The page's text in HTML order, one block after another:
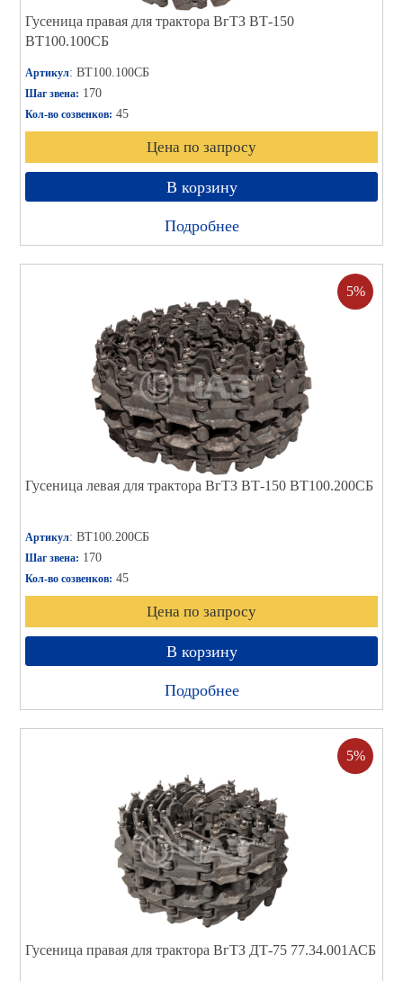
Гусеница правая для трактора ВгТЗ ВТ-150
ВТ100.100СБ
Артикул: ВТ100.100СБ
Шаг звена: 170
Кол-во созвенков: 45
Цена по запросу
В корзину
Подробнее
5%
Гусеница левая для трактора ВгТЗ ВТ-150 ВТ100.200СБ
Артикул: ВТ100.200СБ
Шаг звена: 170
Кол-во созвенков: 45
Цена по запросу
В корзину
Подробнее
5%
Гусеница правая для трактора ВгТЗ ДТ-75 77.34.001АСБ